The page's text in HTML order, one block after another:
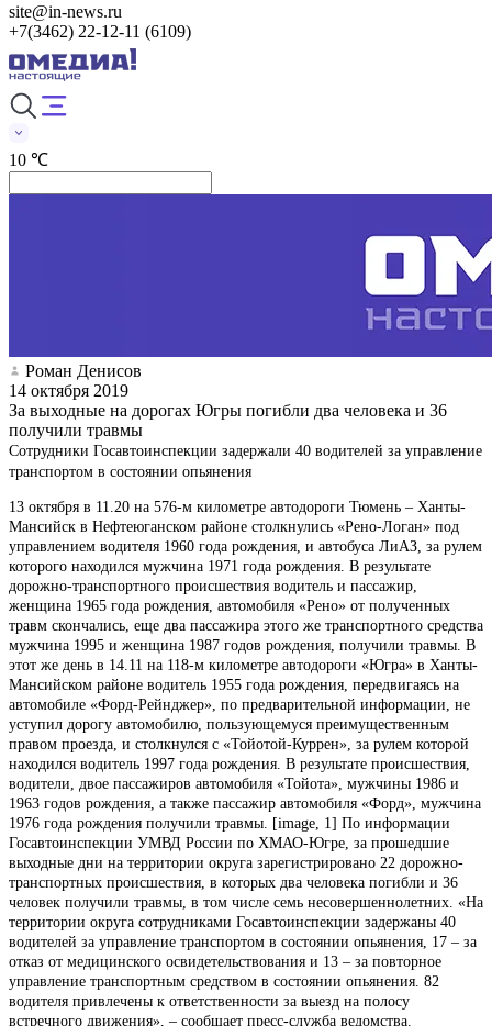
site@in-news.ru
+7(3462) 22-12-11 (6109)
10 ℃
Роман Денисов
14 октября 2019
За выходные на дорогах Югры погибли два человека и 36
получили травмы
Сотрудники Госавтоинспекции задержали 40 водителей за управление
транспортом в состоянии опьянения
13 октября в 11.20 на 576-м километре автодороги Тюмень – Ханты-
Мансийск в Нефтеюганском районе столкнулись «Рено-Логан» под
управлением водителя 1960 года рождения, и автобуса ЛиАЗ, за рулем
которого находился мужчина 1971 года рождения. В результате
дорожно-транспортного происшествия водитель и пассажир,
женщина 1965 года рождения, автомобиля «Рено» от полученных
травм скончались, еще два пассажира этого же транспортного средства
мужчина 1995 и женщина 1987 годов рождения, получили травмы. В
этот же день в 14.11 на 118-м километре автодороги «Югра» в Ханты-
Мансийском районе водитель 1955 года рождения, передвигаясь на
автомобиле «Форд-Рейнджер», по предварительной информации, не
уступил дорогу автомобилю, пользующемуся преимущественным
правом проезда, и столкнулся с «Тойотой-Куррен», за рулем которой
находился водитель 1997 года рождения. В результате происшествия,
водители, двое пассажиров автомобиля «Тойота», мужчины 1986 и
1963 годов рождения, а также пассажир автомобиля «Форд», мужчина
1976 года рождения получили травмы. [image, 1] По информации
Госавтоинспекции УМВД России по ХМАО-Югре, за прошедшие
выходные дни на территории округа зарегистрировано 22 дорожно-
транспортных происшествия, в которых два человека погибли и 36
человек получили травмы, в том числе семь несовершеннолетних. «На
территории округа сотрудниками Госавтоинспекции задержаны 40
водителей за управление транспортом в состоянии опьянения, 17 – за
отказ от медицинского освидетельствования и 13 – за повторное
управление транспортным средством в состоянии опьянения. 82
водителя привлечены к ответственности за выезд на полосу
встречного движения», – сообщает пресс-служба ведомства.